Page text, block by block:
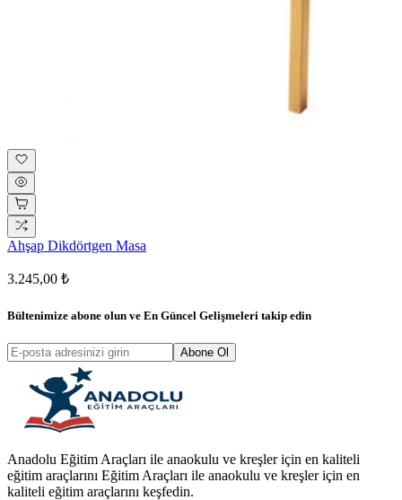
Ahşap Dikdörtgen Masa
3.245,00 ₺
Bültenimize abone olun ve En Güncel Gelişmeleri takip edin
Abone Ol
Anadolu Eğitim Araçları ile anaokulu ve kreşler için en kaliteli
eğitim araçlarını Eğitim Araçları ile anaokulu ve kreşler için en
kaliteli eğitim araçlarını keşfedin.